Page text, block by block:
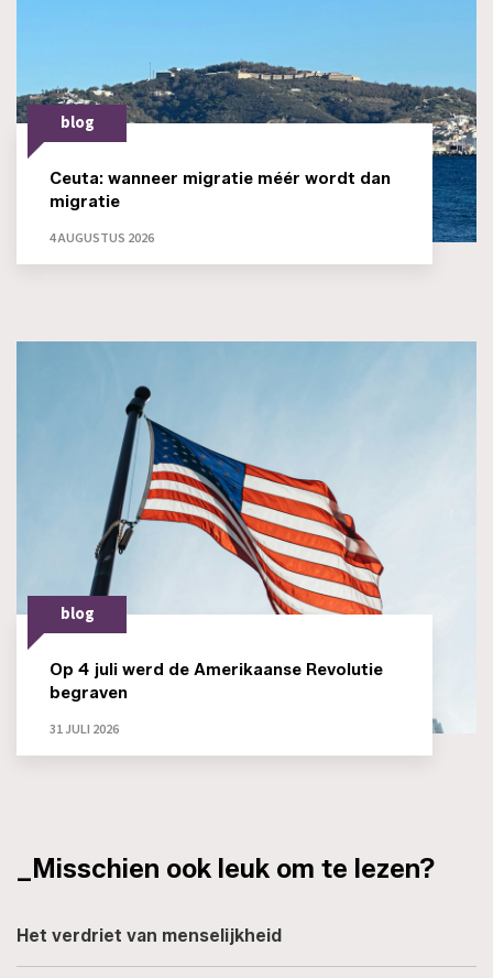
blog
Ceuta: wanneer migratie méér wordt dan
migratie
4 AUGUSTUS 2026
blog
Op 4 juli werd de Amerikaanse Revolutie
begraven
31 JULI 2026
_Misschien ook leuk om te lezen?
Het verdriet van menselijkheid